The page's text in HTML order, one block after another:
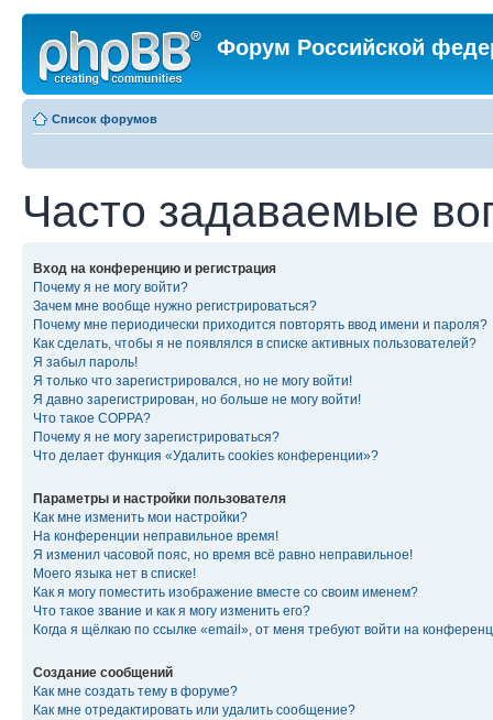
Форум Российской
Список форумов
Часто задаваемые
Вход на конференцию и регистрация
Почему я не могу войти?
Зачем мне вообще нужно регистрироваться?
Почему мне периодически приходится повторять ввод имени и пароля?
Как сделать, чтобы я не появлялся в списке активных пользователей?
Я забыл пароль!
Я только что зарегистрировался, но не могу войти!
Я давно зарегистрирован, но больше не могу войти!
Что такое COPPA?
Почему я не могу зарегистрироваться?
Что делает функция «Удалить cookies конференции»?
Параметры и настройки пользователя
Как мне изменить мои настройки?
На конференции неправильное время!
Я изменил часовой пояс, но время всё равно неправильное!
Моего языка нет в списке!
Как я могу поместить изображение вместе со своим именем?
Что такое звание и как я могу изменить его?
Когда я щёлкаю по ссылке «email», от меня требуют войти на
Создание сообщений
Как мне создать тему в форуме?
Как мне отредактировать или удалить сообщение?